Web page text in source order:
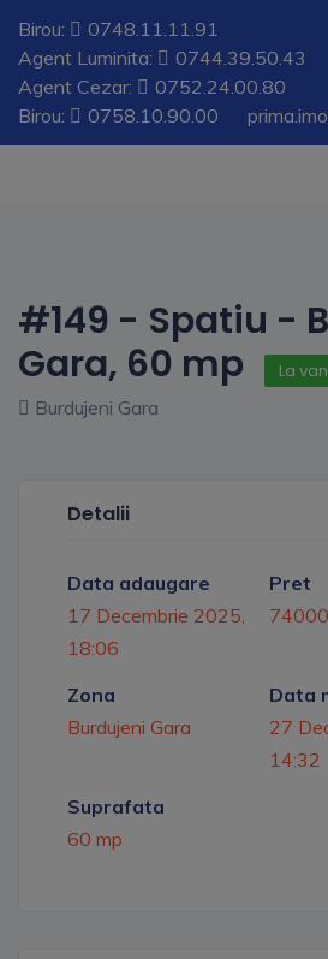
Birou:
0748.11.11.91
Agent Luminita:
0744.39.50.43
Agent Cezar:
0752.24.00.80
Birou:
0758.10.90.00
#149 - Spatiu -
Gara, 60 mp
La
Burdujeni Gara
Detalii
Data adaugare
17 Decembrie 2025,
18:06
Pret
Zona
Burdujeni Gara
Data
27
14:32
Suprafata
60 mp